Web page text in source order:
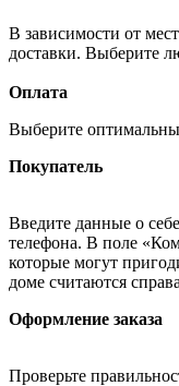
В зависимости от
доставки. Выберите
Оплата
Выберите
Покупатель
Введите данные о
телефона. В поле
которые могут
доме считаются
Оформление заказа
Проверьте